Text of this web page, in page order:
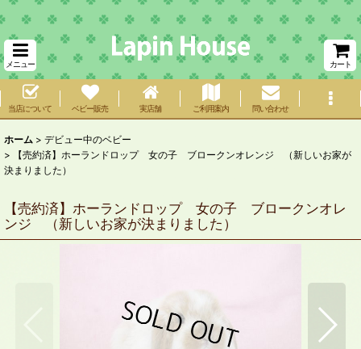
メニュー カート
当店について ベビー販売 実店舗 ご利用案内 問い合わせ
ホーム > デビュー中のベビー
>
【売約済】ホーランドロップ 女の子 ブロークンオレンジ （新しいお家が
決まりました）
【売約済】ホーランドロップ 女の子 ブロークンオレ
ンジ （新しいお家が決まりました）